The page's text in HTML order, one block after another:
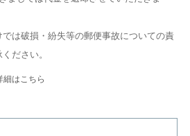
は破損・紛失等の郵便事故についての責
ださい。
細はこちら